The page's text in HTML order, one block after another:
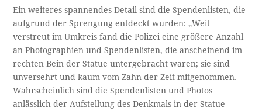
Ein weiteres spannendes Detail sind die Spendenlisten, die
aufgrund der Sprengung entdeckt wurden: „Weit
verstreut im Umkreis fand die Polizei eine größere Anzahl
an Photographien und Spendenlisten, die anscheinend im
rechten Bein der Statue untergebracht waren; sie sind
unversehrt und kaum vom Zahn der Zeit mitgenommen.
Wahrscheinlich sind die Spendenlisten und Photos
anlässlich der Aufstellung des Denkmals in der Statue